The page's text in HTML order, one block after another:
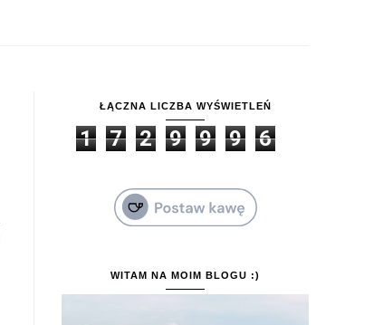
ŁĄCZNA LICZBA WYŚWIETLEŃ
1 7 2 9 9 9 6
WITAM NA MOIM BLOGU :)